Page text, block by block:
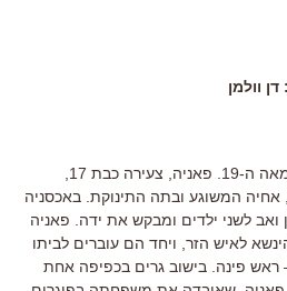
וולמן
אחיה המשוגע ובתה התינוקת. באכסניה
לשני ילדים ומבקש את ידה. פאניה
לאיש הזר, ויחד הם עוברים לביתו
– ראש פינה. בישוב גרים בכפיפה אחת